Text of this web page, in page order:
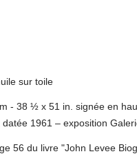
sur toile
- 38 ½ x 51 in. signée en
1961 – exposition
56 du livre "John Levee